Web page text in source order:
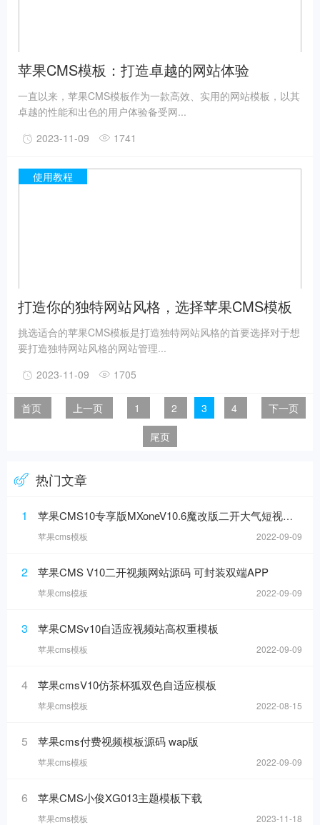
苹果CMS模板：打造卓越的网站体验
一直以来，苹果CMS模板作为一款高效、实用的网站模板，以其
卓越的性能和出色的用户体验备受网...
2023-11-09
1741
使用教程
打造你的独特网站风格，选择苹果CMS模板
挑选适合的苹果CMS模板是打造独特网站风格的首要选择对于想
要打造独特网站风格的网站管理...
2023-11-09
1705
首页 上一页 1 2 3 4
下一页
尾页
热门文章
1 苹果CMS10专享版MXoneV10.6魔改版二开大气短视模板
苹果cms模板 2022-09-09
2 苹果CMS V10二开视频网站源码 可封装双端APP
苹果cms模板 2022-09-09
3 苹果CMSv10自适应视频站高权重模板
苹果cms模板 2022-09-09
4 苹果cmsV10仿茶杯狐双色自适应模板
苹果cms模板 2022-08-15
5 苹果cms付费视频模板源码 wap版
苹果cms模板 2022-09-09
6 苹果CMS小俊XG013主题模板下载
苹果cms模板 2023-11-18